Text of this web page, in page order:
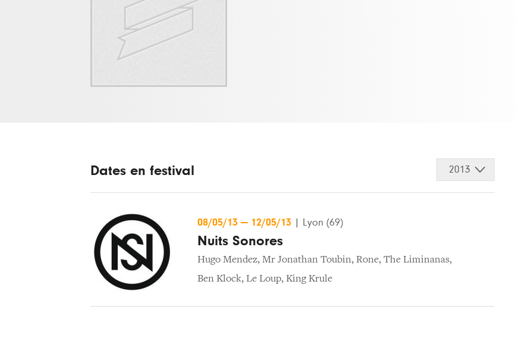
Dates en festival 2013
08/05/13 — 12/05/13 Lyon (69)
Nuits Sonores
Hugo Mendez, Mr Jonathan Toubin, Rone, The Liminanas,
Ben Klock, Le Loup, King Krule